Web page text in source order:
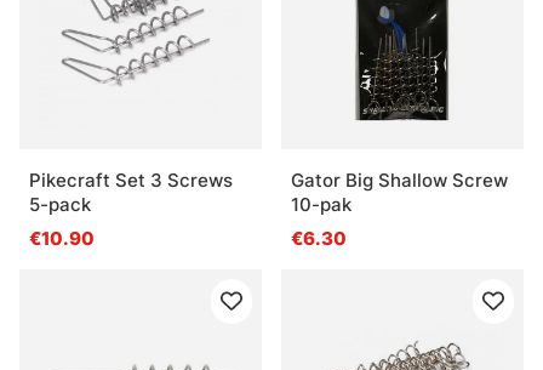
Pikecraft Set 3 Screws
5-pack
€10.90
Gator Big Shallow Screw
10-pak
€6.30